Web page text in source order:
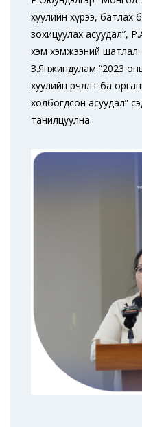
хуулийн хүрээ, батлах
зохицуулах асуудал”,
хэм хэмжээний шатлал:
З.Янжиндулам “2023
хуулийн өөрчлөлт ба
холбогдсон асуудал”
танилцуулна.